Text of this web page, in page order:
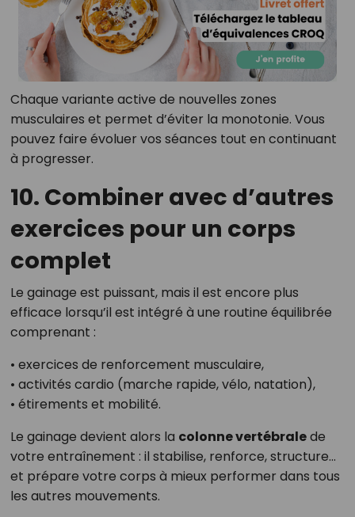
Chaque variante active de nouvelles zones
musculaires et permet d’éviter la monotonie. Vous
pouvez faire évoluer vos séances tout en continuant
à progresser.
10. Combiner avec d’autres
exercices pour un corps
complet
Le gainage est puissant, mais il est encore plus
efficace lorsqu’il est intégré à une routine équilibrée
comprenant :
• exercices de renforcement musculaire,
• activités cardio (marche rapide, vélo, natation),
• étirements et mobilité.
Le gainage devient alors la colonne vertébralede
votre entraînement : il stabilise, renforce, structure…
et prépare votre corps à mieux performer dans tous
les autres mouvements.